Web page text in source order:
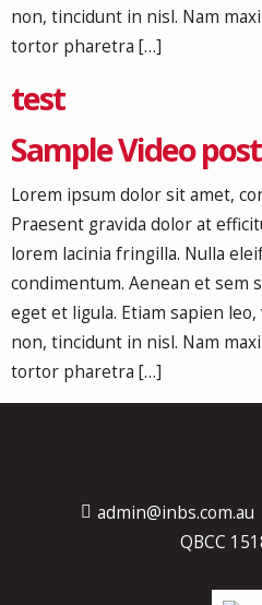
non, tincidunt in nisl. Nam
tortor pharetra […]
test
Sample Video post
Lorem ipsum dolor sit amet,
Praesent gravida dolor at
lorem lacinia fringilla. Nulla
condimentum. Aenean et sem
eget et ligula. Etiam sapien
non, tincidunt in nisl. Nam
tortor pharetra […]
admin@inbs.com.au
QBCC